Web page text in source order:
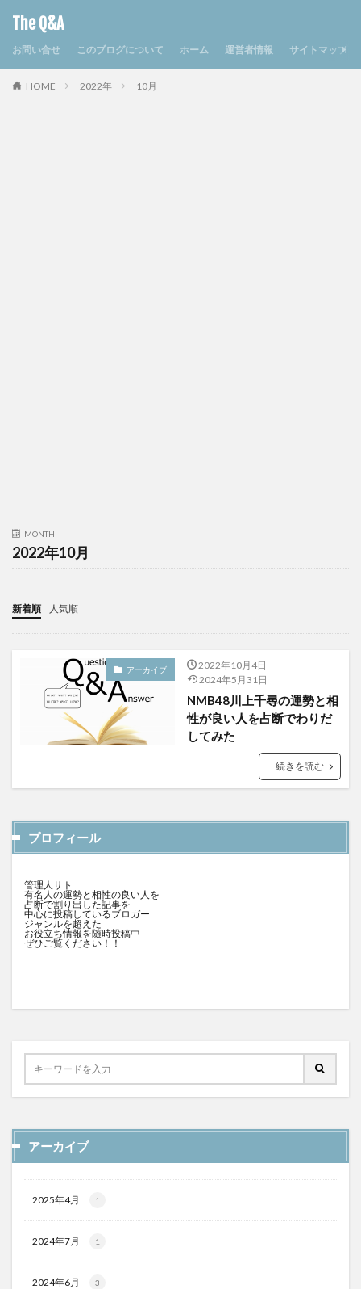
The Q&A
お問い合せ このブログについて ホーム 運営者情報 サイトマップ
HOME 2022年 10月
MONTH
2022年10月
新着順 人気順
アーカイブ
2022年10月4日
2024年5月31日
NMB48川上千尋の運勢と相
性が良い人を占断でわりだ
してみた
続きを読む
プロフィール
管理人サト
有名人の運勢と相性の良い人を
占断で割り出した記事を
中心に投稿しているブロガー
ジャンルを超えた
お役立ち情報を随時投稿中
ぜひご覧ください！！
アーカイブ
2025年4月 1
2024年7月 1
2024年6月 3